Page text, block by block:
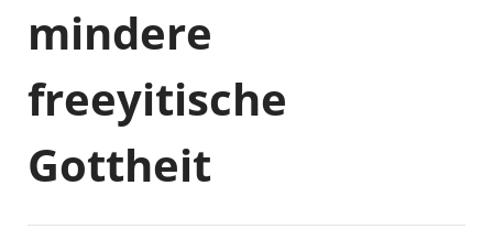
mindere
freeyitische
Gottheit